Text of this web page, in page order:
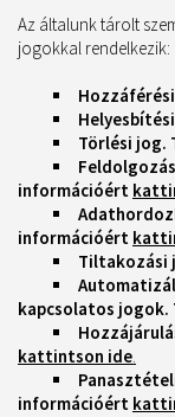
Az általunk tárolt
jogokkal rendelkezik:
Törlési jog.
információért
információért
Tiltakozási
kapcsolatos
kattintson ide.
információért